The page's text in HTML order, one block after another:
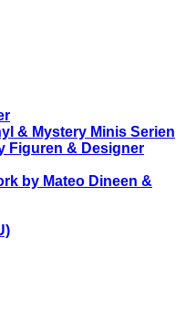
& Mystery Minis Serien
Figuren & Designer
by Mateo Dineen &